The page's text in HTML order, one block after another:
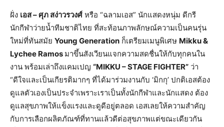
ฝั่ง เอส– ศุภ สง่าวรวงศ์ หรือ “ฉลามเอส” นักแสดงหนุ่ม ดีกรี
นักกีฬาว่ายน้ำทีมชาติไทย ที่สะท้อนภาพลักษณ์ความเป็นคนรุ่น
ใหม่ที่ทันสมัย Young Generation ก็เตรียมเมนูพิเศษ Mikku &
Lychee Ramos มาขึ้นสังเวียนแจกความสดชื่นให้กับทุกคนใน
งาน พร้อมเล่าถึงแคมเปญ “MIKKU – STAGE FIGHTER” ว่า
“ดีใจและเป็นเกียรติมากๆ ที่ได้มาร่วมงานกับ ‘มิกกุ’ ปกติเอสต้อง
ดูแลตัวเองเป็นประจำเพราะเราเป็นทั้งนักกีฬาและนักแสดง ต้อง
ดูแลสุขภาพให้แข็งแรงและดูดีอยู่ตลอด เอสเลยให้ความสำคัญ
กับการเลือกผลิตภัณฑ์ที่ทานแล้วดีต่อสุขภาพแต่ขณะเดียวกัน